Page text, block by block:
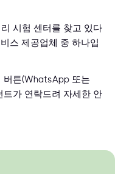
시험 센터를 찾고 있다
스 제공업체 중 하나입
버튼(WhatsApp 또는
가 연락드려 자세한 안